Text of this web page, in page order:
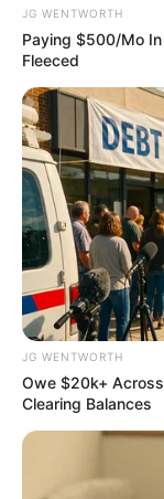
CTA LOVE
Why everything
might be wrong
CTA LOVE
JG WENTWORTH
Paying $500/Mo
Fleeced
JG WENTWORTH
Owe $20k+
Clearing Balances